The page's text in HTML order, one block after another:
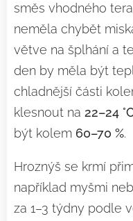
směs vhodného
neměla chybět
větve na šplhání a
den by měla být
chladnější části
klesnout na 22–24
být kolem 60–70 %.
Hroznýš se krmí
například myšmi
za 1–3 týdny podle